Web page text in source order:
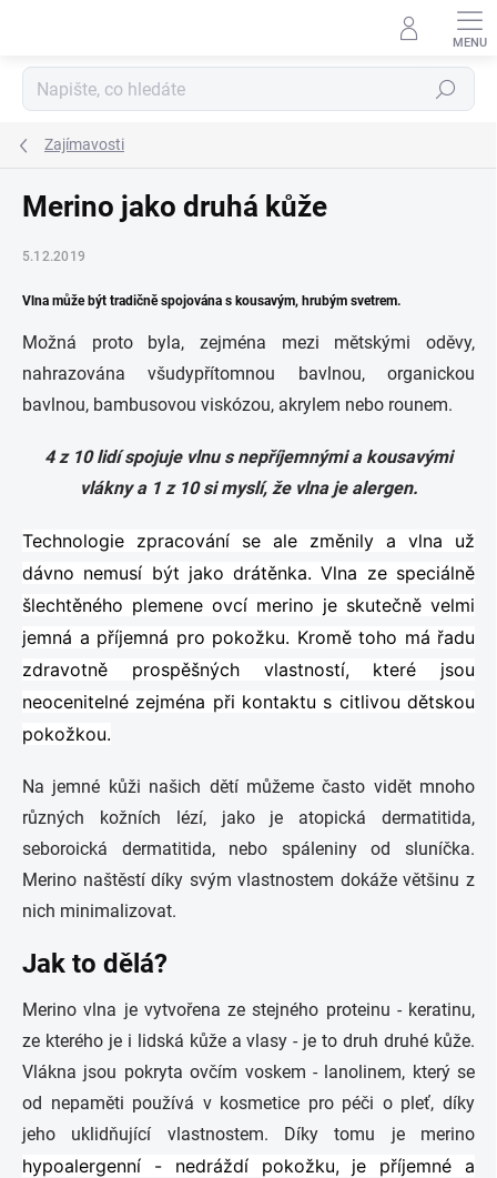
Hledat
Zajímavosti
Merino jako druhá kůže
5.12.2019
Vlna může být tradičně spojována s kousavým, hrubým svetrem.
Možná proto byla, zejména mezi mětskými oděvy,
nahrazována všudypřítomnou bavlnou, organickou
bavlnou, bambusovou viskózou, akrylem nebo rounem.
4 z 10 lidí spojuje vlnu s nepříjemnými a kousavými
vlákny a 1 z 10 si myslí, že vlna je alergen.
Technologie zpracování se ale změnily a vlna už
dávno nemusí být jako drátěnka. Vlna ze speciálně
šlechtěného plemene ovcí merino je skutečně velmi
jemná a příjemná pro pokožku. Kromě toho má řadu
zdravotně prospěšných vlastností, které jsou
neocenitelné zejména při kontaktu s citlivou dětskou
pokožkou.
Na jemné kůži našich dětí můžeme často vidět mnoho
různých kožních lézí, jako je atopická dermatitida,
seboroická dermatitida, nebo spáleniny od sluníčka.
Merino naštěstí díky svým vlastnostem dokáže většinu z
nich minimalizovat.
Jak to dělá?
Merino vlna je vytvořena ze stejného proteinu - keratinu,
ze kterého je i lidská kůže a vlasy - je to druh druhé kůže.
Vlákna jsou pokryta ovčím voskem - lanolinem, který se
od nepaměti používá v kosmetice pro péči o pleť, díky
jeho uklidňující vlastnostem. Díky tomu je merino
hypoalergenní - nedráždí pokožku, je příjemné a